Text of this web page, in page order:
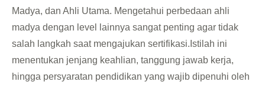
Madya, dan Ahli Utama. Mengetahui perbedaan ahli
madya dengan level lainnya sangat penting agar tidak
salah langkah saat mengajukan sertifikasi.Istilah ini
menentukan jenjang keahlian, tanggung jawab kerja,
hingga persyaratan pendidikan yang wajib dipenuhi oleh